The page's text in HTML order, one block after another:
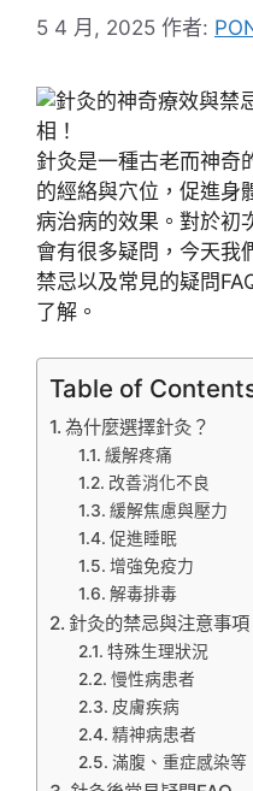
5 4 月, 2025 作者:
針灸是一種古老而神奇
的經絡與穴位，促進身
病治病的效果。對於初
會有很多疑問，今天我
禁忌以及常見的疑問
了解。
Table of
為什麼選擇針灸？
緩解疼痛
改善消化不良
緩解焦慮與壓力
促進睡眠
增強免疫力
解毒排毒
針灸的禁忌與注意事項
特殊生理狀況
慢性病患者
皮膚疾病
精神病患者
滿腹、重症感染等